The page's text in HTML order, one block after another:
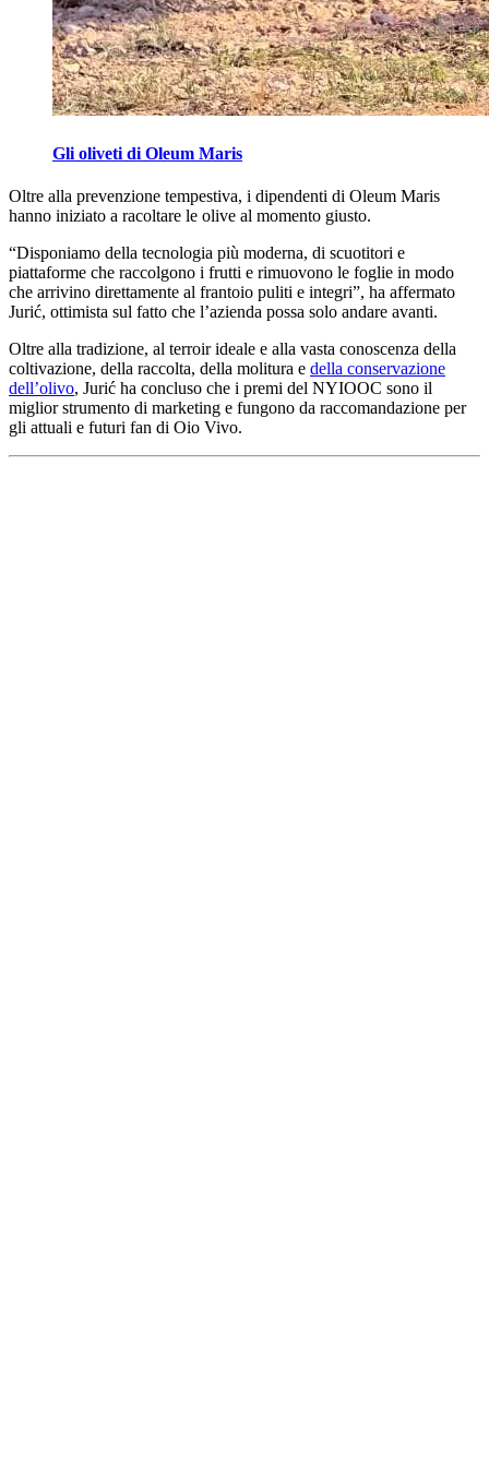
Gli oliveti di Oleum Maris
Oltre alla pre­ven­zione tempestiva, i dipendenti di Oleum Maris
hanno iniziato a ra­col­tare le olive al momento giusto.
“Disponiamo della tecnologia più moderna, di scuotitori e
piattaforme che raccolgono i frutti e rimuovono le foglie in modo
che arrivino direttamente al frantoio puliti e integri”, ha affermato
Jurić, ottimista sul fatto che l’azienda possa solo andare avanti.
Oltre alla tradi­zio­ne, al ter­roir ide­ale e alla vasta conoscenza della
col­tivazione, della ra­cco­lta, della molitura e della conserva­zione
dell’olivo, Jurić ha con­clu­so che i premi del NYIOOC sono il
miglior stru­mento di mar­ke­ting e fungono da rac­com­anda­zione per
gli attuali e futuri fan di Oio Vivo.